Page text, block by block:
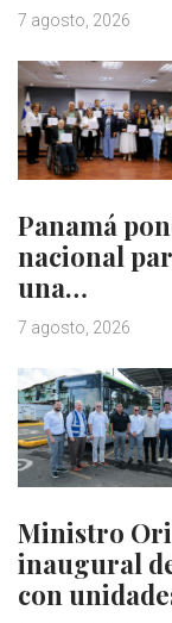
7 agosto, 2026
Panamá
nacional
una…
7 agosto, 2026
Ministro
inaugural
con